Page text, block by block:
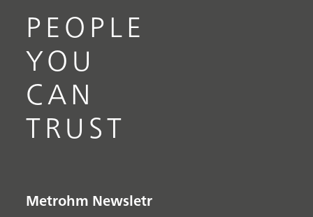
PEOPLE
YOU
CAN
TRUST
Metrohm Newsletr